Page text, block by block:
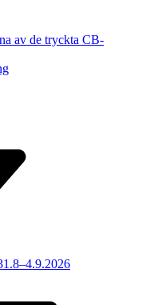
av de tryckta CB-